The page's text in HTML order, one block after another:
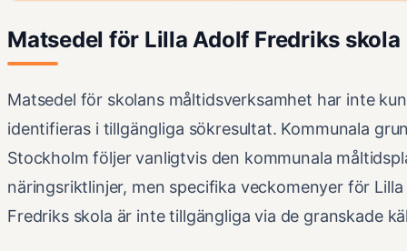
Matsedel för Lilla Adolf Fredriks skola
Matsedel för skolans måltidsverksamhet har inte
identifieras i tillgängliga sökresultat. Kommunala
Stockholm följer vanligtvis den kommunala
näringsriktlinjer, men specifika veckomenyer för
Fredriks skola är inte tillgängliga via de granskade